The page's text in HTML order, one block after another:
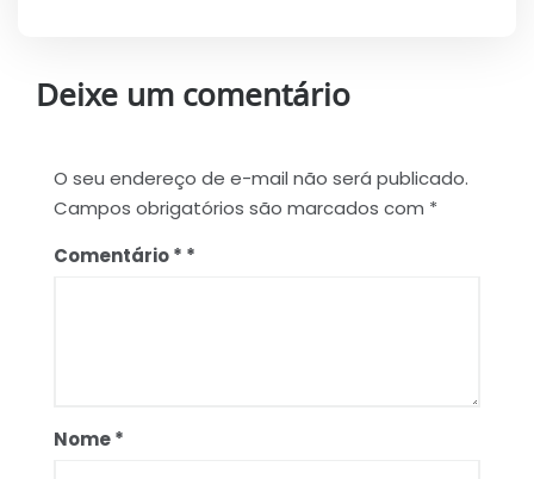
Deixe um comentário
O seu endereço de e-mail não será publicado.
Campos obrigatórios são marcados com *
Comentário*
Nome*